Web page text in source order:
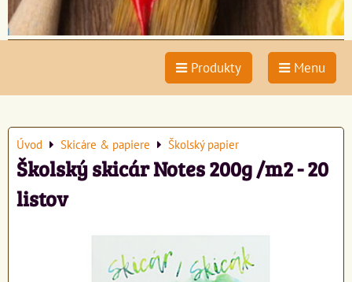
Produkty Menu
Úvod Skicáre & papiere Školský papier
Školský skicár Notes 200g /m2 - 20
listov